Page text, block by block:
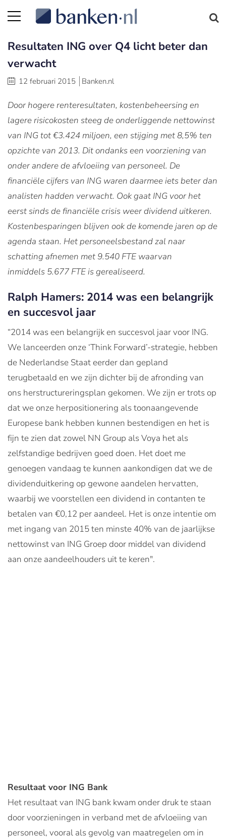
Resultaten ING over Q4 licht beter dan
verwacht
12 februari 2015 Banken.nl
Door hogere renteresultaten, kostenbeheersing en
lagere risicokosten steeg de onderliggende nettowinst
van ING tot €3.424 miljoen, een stijging met 8,5% ten
opzichte van 2013. Dit ondanks een voorziening van
onder andere de afvloeiing van personeel. De
financiële cijfers van ING waren daarmee iets beter dan
analisten hadden verwacht. Ook gaat ING voor het
eerst sinds de financiële crisis weer dividend uitkeren.
Kostenbesparingen blijven ook de komende jaren op de
agenda staan. Het personeelsbestand zal naar
schatting afnemen met 9.540 FTE waarvan
inmiddels 5.677 FTE is gerealiseerd.
Ralph Hamers: 2014 was een belangrijk
en succesvol jaar
“2014 was een belangrijk en succesvol jaar voor ING.
We lanceerden onze ‘Think Forward’-strategie, hebben
de Nederlandse Staat eerder dan gepland
terugbetaald en we zijn dichter bij de afronding van
ons herstructureringsplan gekomen. We zijn er trots op
dat we onze herpositionering als toonaangevende
Europese bank hebben kunnen bestendigen en het is
fijn te zien dat zowel NN Group als Voya het als
zelfstandige bedrijven goed doen. Het doet me
genoegen vandaag te kunnen aankondigen dat we de
dividenduitkering op gewone aandelen hervatten,
waarbij we voorstellen een dividend in contanten te
betalen van €0,12 per aandeel. Het is onze intentie om
met ingang van 2015 ten minste 40% van de jaarlijkse
nettowinst van ING Groep door middel van dividend
aan onze aandeelhouders uit te keren".
Resultaat voor ING Bank
Het resultaat van ING bank kwam onder druk te staan
door voorzieningen in verband met de afvloeiing van
personeel, vooral als gevolg van maatregelen om in